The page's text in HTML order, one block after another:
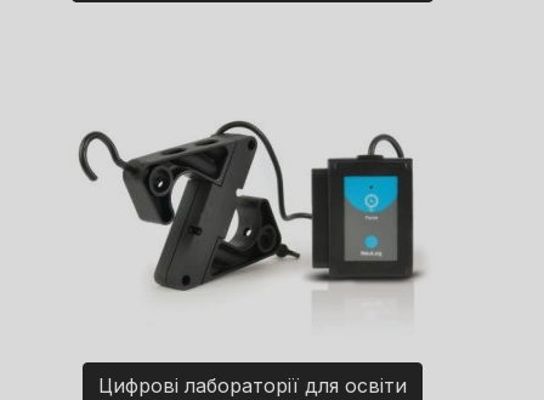
Цифрові лабораторії для освіти